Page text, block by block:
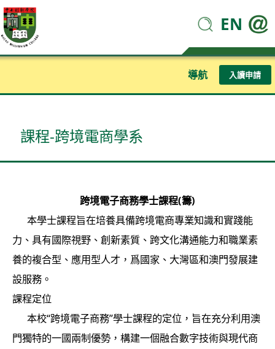
EN
導航 入讀申請
課程-跨境電商學系
跨境電子商務學士課程(籌)
本學士課程旨在培養具備跨境電商專業知識和實踐能
力、具有國際視野、創新素質、跨文化溝通能力和職業素
養的複合型、應用型人才，爲國家、大灣區和澳門發展建
設服務。
課程定位
本校“跨境電子商務”學士課程的定位，旨在充分利用澳
門獨特的一國兩制優勢，構建一個融合數字技術與現代商